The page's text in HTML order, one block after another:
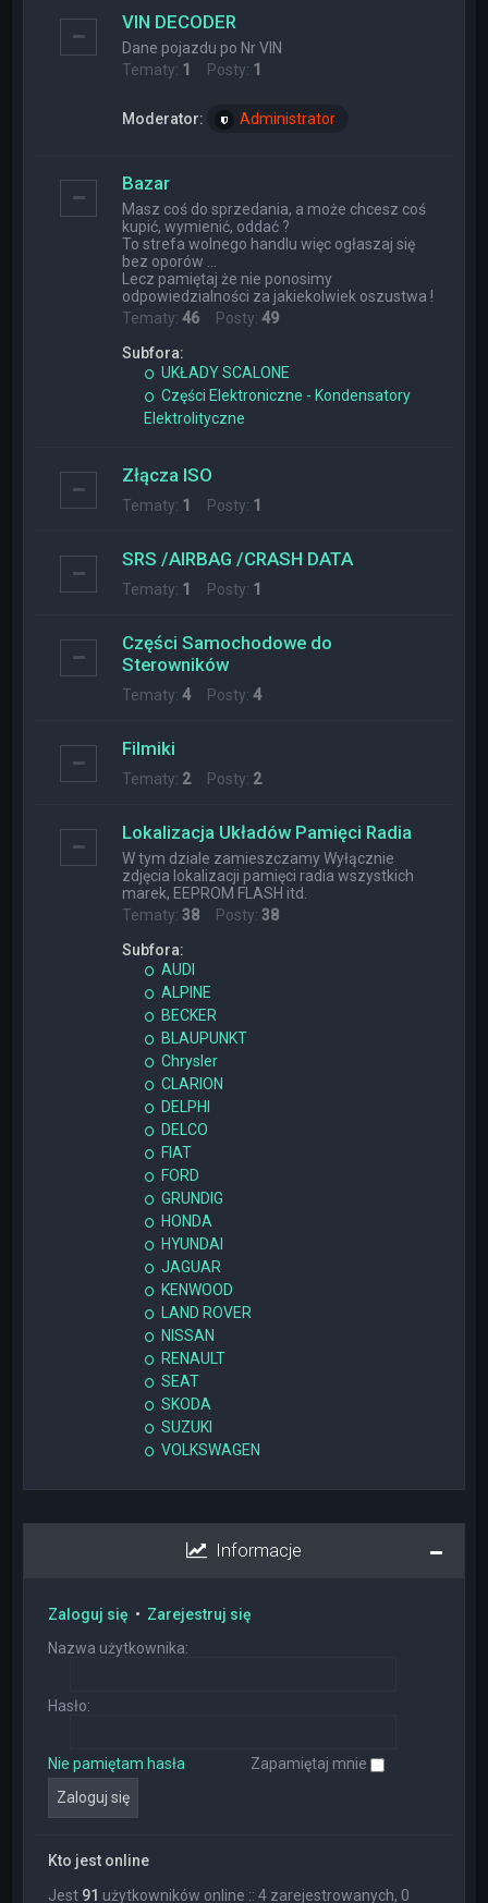
VIN DECODER
Dane pojazdu po Nr VIN
Tematy: 1 Posty: 1
Moderator: Administrator
Bazar
Masz coś do sprzedania, a może chcesz coś
kupić, wymienić, oddać ?
To strefa wolnego handlu więc ogłaszaj się
bez oporów ...
Lecz pamiętaj że nie ponosimy
odpowiedzialności za jakiekolwiek oszustwa !
Tematy:46 Posty:49
Subfora:
UKŁADY SCALONE
Części Elektroniczne - Kondensatory
Elektrolityczne
Złącza ISO
Tematy: 1 Posty: 1
SRS /AIRBAG /CRASH DATA
Tematy: 1 Posty: 1
Części Samochodowe do
Sterowników
Tematy:4Posty:4
Filmiki
Tematy: 2Posty: 2
Lokalizacja Układów Pamięci Radia
W tym dziale zamieszczamy Wyłącznie
zdjęcia lokalizacji pamięci radia wszystkich
marek, EEPROM FLASH itd.
Tematy:38 Posty:38
Subfora:
AUDI
ALPINE
BECKER
BLAUPUNKT
Chrysler
CLARION
DELPHI
DELCO
FIAT
FORD
GRUNDIG
HONDA
HYUNDAI
JAGUAR
KENWOOD
LAND ROVER
NISSAN
RENAULT
SEAT
SKODA
SUZUKI
VOLKSWAGEN
Informacje
Zaloguj się • Zarejestruj się
Nazwa użytkownika:
Hasło:
Nie pamiętam hasła Zapamiętaj mnie
Kto jest online
Jest 91 użytkowników online :: 4 zarejestrowanych, 0